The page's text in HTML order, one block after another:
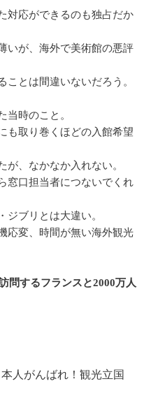
対応ができるのも独占だか
いが、海外で美術館の悪評
ことは間違いないだろう。
当時のこと。
も取り巻くほどの入館希望
が、なかなか入れない。
窓口担当者につないでくれ
ジブリとは大違い。
応変、時間が無い海外観光
問するフランスと2000万人
人がんばれ！観光立国